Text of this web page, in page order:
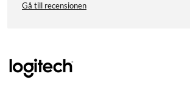
Gå till recensionen